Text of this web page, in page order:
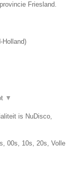
Friesland.
Holland)
▼
is NuDisco,
00s, 10s, 20s, Volle